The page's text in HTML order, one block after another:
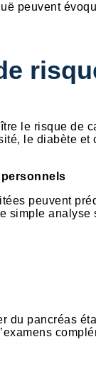
peuvent
le risque de
le diabète
peuvent
simple
du pancréas